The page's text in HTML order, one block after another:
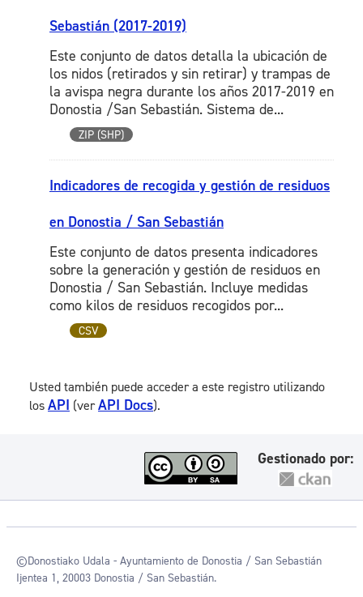
Sebastián (2017-2019)
Este conjunto de datos detalla la ubicación de
los nidos (retirados y sin retirar) y trampas de
la avispa negra durante los años 2017-2019 en
Donostia /San Sebastián. Sistema de...
ZIP (SHP)
Indicadores de recogida y gestión de residuos
en Donostia / San Sebastián
Este conjunto de datos presenta indicadores
sobre la generación y gestión de residuos en
Donostia / San Sebastián. Incluye medidas
como kilos de residuos recogidos por...
CSV
Usted también puede acceder a este registro utilizando
los API (verAPI Docs).
Gestionado por:
©Donostiako Udala - Ayuntamiento de Donostia / San Sebastián
Ijentea 1, 20003 Donostia / San Sebastián.